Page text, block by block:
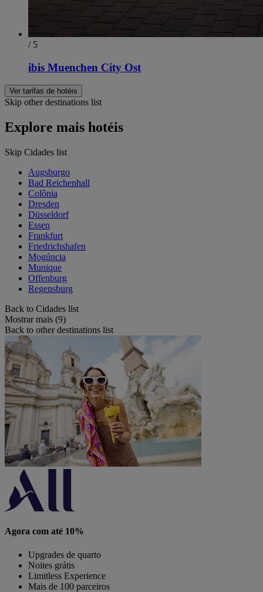
/ 5
ibis Muenchen City Ost
Ver tarifas de hotéis
Skip other destinations list
Explore mais hotéis
Skip Cidades list
Augsburgo
Bad Reichenhall
Colônia
Dresden
Düsseldorf
Essen
Frankfurt
Friedrichshafen
Mogúncia
Munique
Offenburg
Regensburg
Back to Cidades list
Mostrar mais (9)
Back to other destinations list
Agora com até 10%
Upgrades de quarto
Noites grátis
Limitless Experience
Mais de 100 parceiros